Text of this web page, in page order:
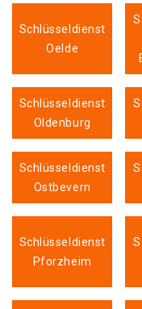
Schlüsseldienst
Oelde
Schlüsseldienst
Oldenburg
Schlüsseldienst
Ostbevern
Schlüsseldienst
Pforzheim